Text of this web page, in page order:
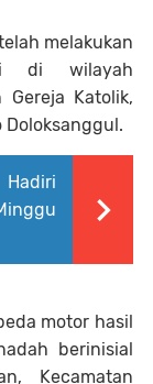
melakukan
di wilayah
Katolik,
Doloksanggul.
motor hasil
berinisial
Kecamatan